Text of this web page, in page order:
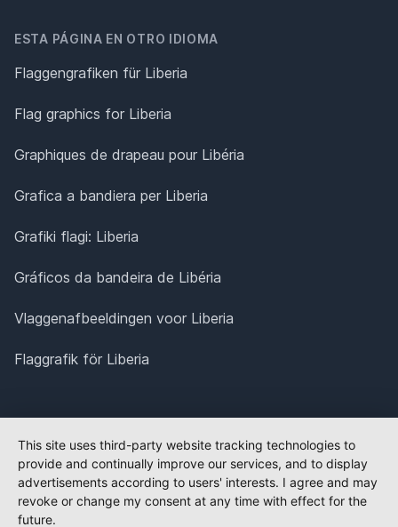
ESTA PÁGINA EN OTRO IDIOMA
Flaggengrafiken für Liberia
Flag graphics for Liberia
Graphiques de drapeau pour Libéria
Grafica a bandiera per Liberia
Grafiki flagi: Liberia
Gráficos da bandeira de Libéria
Vlaggenafbeeldingen voor Liberia
Flaggrafik för Liberia
This site uses third-party website tracking technologies to
provide and continually improve our services, and to display
advertisements according to users' interests. I agree and may
revoke or change my consent at any time with effect for the
future.